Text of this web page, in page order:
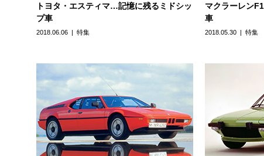
トヨタ・エスティマ…記憶に残るミドシッ
プ車
2018.06.06 特集
マクラーレン
車
2018.05.30 特集